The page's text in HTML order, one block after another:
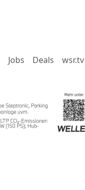
Jobs Deals
wsr.tv